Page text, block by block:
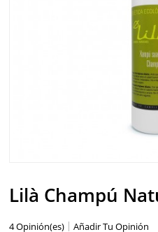
TEMAS
Lilà Champú
4 Opinión(es)
Añadir Tu Opinión